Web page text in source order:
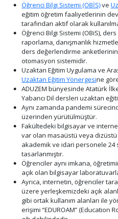
Öğrenci Bilgi Sistemi (OBİS)ve
eğitim öğretim faaliyetlerinin
tarafından aktif olarak
Öğrenci Bilgi Sistemi (OBiS),
raporlama, danışmanlık
ders değerlendirme anketlerinin
otomasyon sistemidir.
Uzaktan Eğitim Uygulama ve
Uzaktan Eğitim Yönergesine
ADUZEM bünyesinde Atatürk
Yabancı Dil dersleri uzaktan
Aynı zamanda pandemi
üzerinden yürütülmüştür.
Fakültedeki bilgisayar ve
var olan masaüstü veya dizüstü
akademik ve idari personele
tasarlanmıştır.
Öğrenciler aynı imkana,
açık olan bilgisayar
Ayrıca, internetin, öğrenciler
üzere yerleşkemizdeki açık
gibi ortak kullanım alanları ile
erişimi “EDUROAM” (Education